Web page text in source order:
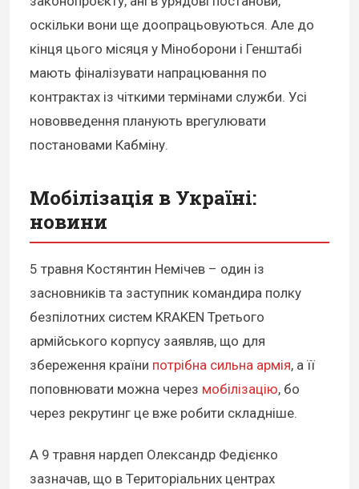
оскільки вони ще доопрацьовуються. Але до
кінця цього місяця у Міноборони і Генштабі
мають фіналізувати напрацювання по
контрактах із чіткими термінами служби. Усі
нововведення планують врегулювати
постановами Кабміну.
Мобілізація в Україні:
новини
5 травня Костянтин Немічев – один із
засновників та заступник командира полку
безпілотних систем KRAKEN Третього
армійського корпусу заявляв, що для
збереження країни потрібна сильна армія, а її
поповнювати можна через мобілізацію, бо
через рекрутинг це вже робити складніше.
А 9 травня нардеп Олександр Федієнко
зазначав, що в Територіальних центрах